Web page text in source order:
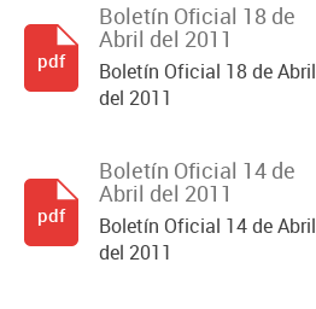
Boletín Oficial 18 de
Abril del 2011
Boletín Oficial 18 de Abril
del 2011
pdf
Boletín Oficial 14 de
Abril del 2011
Boletín Oficial 14 de Abril
del 2011
pdf